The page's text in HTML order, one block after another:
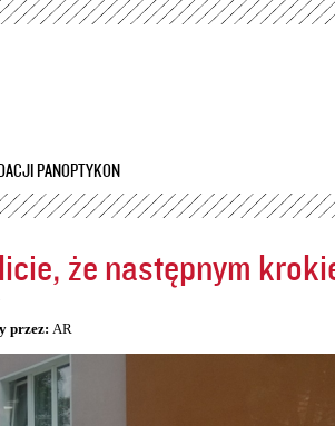
Przejdź
PANOPTYKON
że następnym
przez: AR